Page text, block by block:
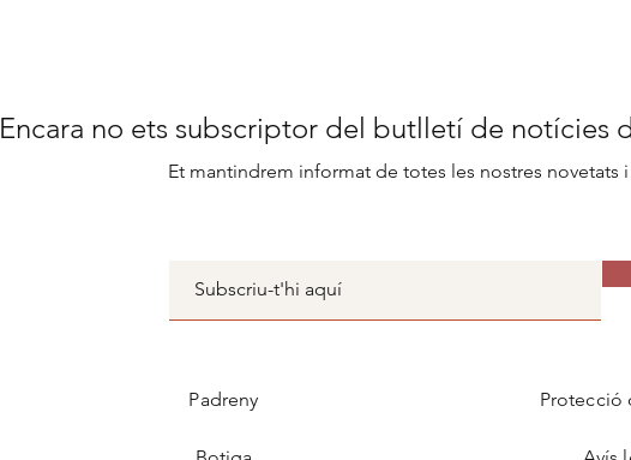
Padreny Protecció
Encara no ets subscriptor del butlletí de notícies
Et mantindrem informat de totes les nostres novetats